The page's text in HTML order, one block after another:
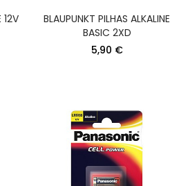
12V
BLAUPUNKT PILHAS ALKALINE
BASIC 2XD
5,90 €